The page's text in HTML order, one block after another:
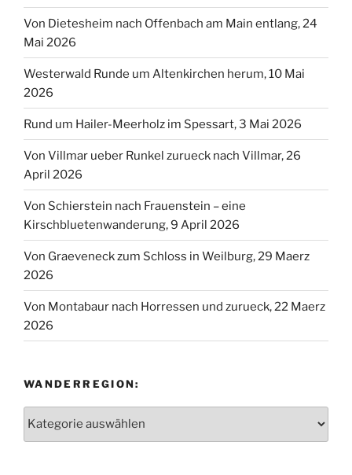
Von Dietesheim nach Offenbach am Main entlang, 24
Mai 2026
Westerwald Runde um Altenkirchen herum, 10 Mai
2026
Rund um Hailer-Meerholz im Spessart, 3 Mai 2026
Von Villmar ueber Runkel zurueck nach Villmar, 26
April 2026
Von Schierstein nach Frauenstein – eine
Kirschbluetenwanderung, 9 April 2026
Von Graeveneck zum Schloss in Weilburg, 29 Maerz
2026
Von Montabaur nach Horressen und zurueck, 22 Maerz
2026
WANDERREGION: